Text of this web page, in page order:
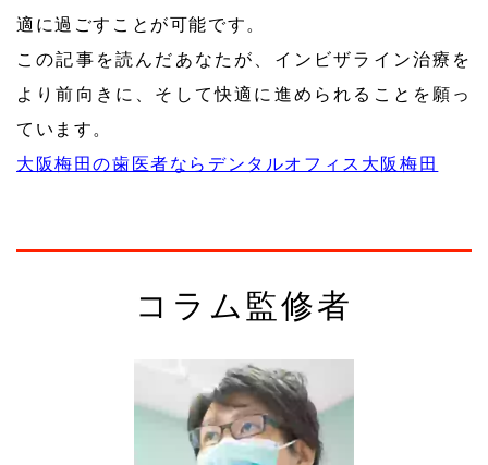
適に過ごすことが可能です。
この記事を読んだあなたが、インビザライン治療を
より前向きに、そして快適に進められることを願っ
ています。
大阪梅田の歯医者ならデンタルオフィス大阪梅田
コラム監修者